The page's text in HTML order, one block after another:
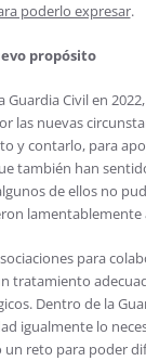
poderlo expresar.
propósito
Guardia Civil en
las nuevas
y contarlo, para
también han
de ellos no
lamentablemente
para
tratamiento
Dentro de la
igualmente lo
un reto para poder